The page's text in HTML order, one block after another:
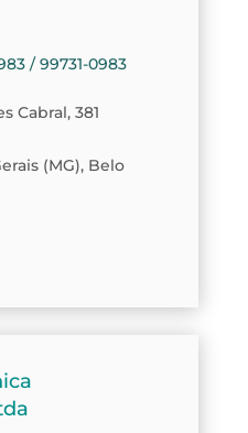
/ 99731-0983
Cabral, 381
(MG), Belo